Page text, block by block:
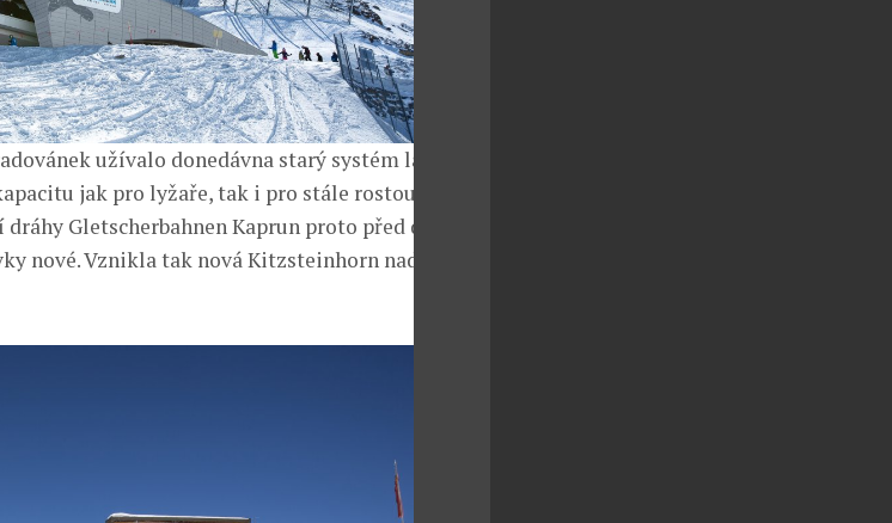
užívalo donedávna starý systém lanovek,
jak pro lyžaře, tak i pro stále rostoucí
Gletscherbahnen Kaprun proto před dvěma
nové. Vznikla tak nová Kitzsteinhorn nad